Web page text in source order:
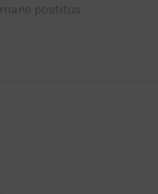
postitus